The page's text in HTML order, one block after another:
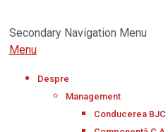
Secondary Navigation Menu
Menu
Despre
Management
Conducerea BJC